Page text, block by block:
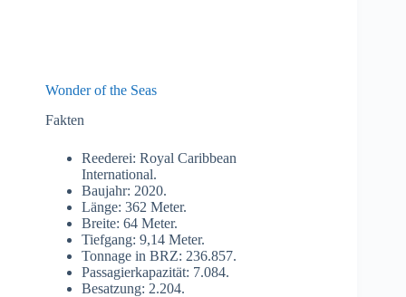
Wonder of the Seas
Fakten
Reederei: Royal Caribbean
International.
Baujahr: 2020.
Länge: 362 Meter.
Breite: 64 Meter.
Tiefgang: 9,14 Meter.
Tonnage in BRZ: 236.857.
Passagierkapazität: 7.084.
Besatzung: 2.204.